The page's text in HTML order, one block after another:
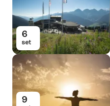
6
set
9